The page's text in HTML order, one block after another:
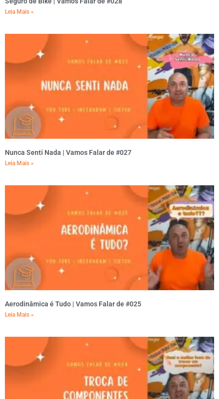
Leia Mais »
Nunca Senti Nada | Vamos Falar de #027
Leia Mais »
Aerodinâmica é Tudo | Vamos Falar de #025
Leia Mais »